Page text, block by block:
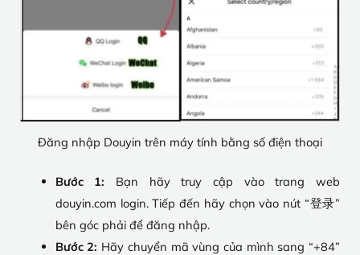
Đăng nhập Douyin trên máy tính bằng số điện thoại
Bước 1: Bạn hãy truy cập vào trang web
douyin.com login. Tiếp đến hãy chọn vào nút “登录”
bên góc phải để đăng nhập.
Bước 2: Hãy chuyển mã vùng của mình sang “+84”